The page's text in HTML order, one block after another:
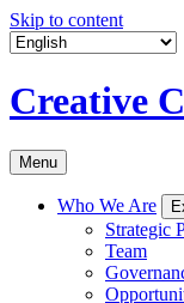
Skip to content
Creative
Menu
Who We Are
Strategic
Team